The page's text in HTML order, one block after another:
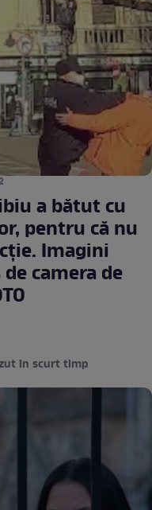
a bătut cu
pentru că nu
Imagini
camera de
în scurt timp